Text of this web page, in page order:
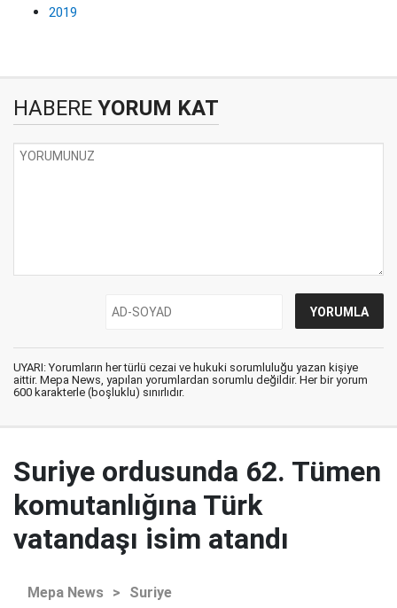
2019
HABERE YORUM KAT
UYARI: Yorumların her türlü cezai ve hukuki sorumluluğu yazan kişiye
aittir. Mepa News, yapılan yorumlardan sorumlu değildir. Her bir yorum
600 karakterle (boşluklu) sınırlıdır.
Suriye ordusunda 62. Tümen
komutanlığına Türk
vatandaşı isim atandı
Mepa News > Suriye